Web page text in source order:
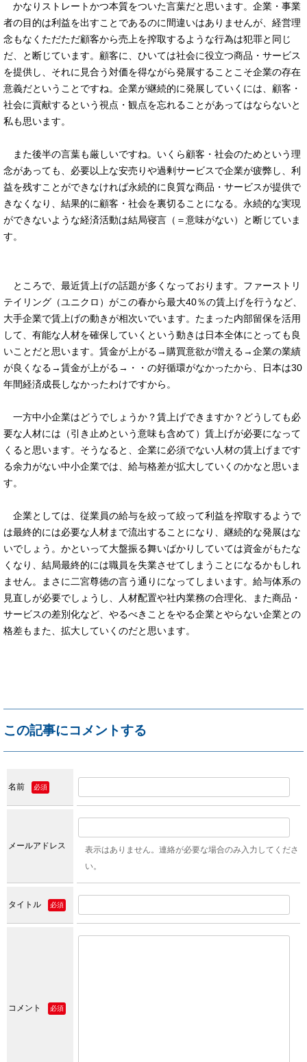
かなりストレートかつ本質をついた言葉だと思います。企業・事業
者の目的は利益を出すことであるのに間違いはありませんが、経営理
念もなくただただ顧客から売上を搾取するような行為は犯罪と同じ
だ、と断じています。顧客に、ひいては社会に役立つ商品・サービス
を提供し、それに見合う対価を得ながら発展することこそ企業の存在
意義だということですね。企業が継続的に発展していくには、顧客・
社会に貢献するという視点・観点を忘れることがあってはならないと
私も思います。
また後半の言葉も厳しいですね。いくら顧客・社会のためという理
念があっても、必要以上な安売りや過剰サービスで企業が疲弊し、利
益を残すことができなければ永続的に良質な商品・サービスが提供で
きなくなり、結果的に顧客・社会を裏切ることになる。永続的な実現
ができないような経済活動は結局寝言（＝意味がない）と断じていま
す。
ところで、最近賃上げの話題が多くなっております。ファーストリ
テイリング（ユニクロ）がこの春から最大40％の賃上げを行うなど、
大手企業で賃上げの動きが相次いでいます。たまった内部留保を活用
して、有能な人材を確保していくという動きは日本全体にとっても良
いことだと思います。賃金が上がる→購買意欲が増える→企業の業績
が良くなる→賃金が上がる→・・の好循環がなかったから、日本は30
年間経済成長しなかったわけですから。
一方中小企業はどうでしょうか？賃上げできますか？どうしても必
要な人材には（引き止めという意味も含めて）賃上げが必要になって
くると思います。そうなると、企業に必須でない人材の賃上げまです
る余力がない中小企業では、給与格差が拡大していくのかなと思いま
す。
企業としては、従業員の給与を絞って絞って利益を搾取するようで
は最終的には必要な人材まで流出することになり、継続的な発展はな
いでしょう。かといって大盤振る舞いばかりしていては資金がもたな
くなり、結局最終的には職員を失業させてしまうことになるかもしれ
ません。まさに二宮尊徳の言う通りになってしまいます。給与体系の
見直しが必要でしょうし、人材配置や社内業務の合理化、また商品・
サービスの差別化など、やるべきことをやる企業とやらない企業との
格差もまた、拡大していくのだと思います。
この記事にコメントする
名前 必須
メールアドレス
表示はありません。連絡が必要な場合のみ入力してくださ
い。
タイトル 必須
コメント 必須